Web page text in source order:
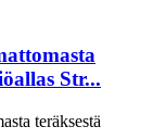
Str...